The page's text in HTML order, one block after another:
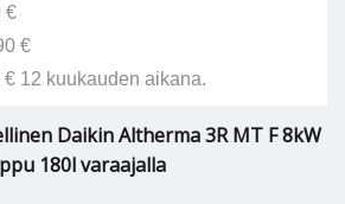
€
€
12 kuukauden aikana.
Daikin Altherma 3R MT F 8kW
180l varaajalla